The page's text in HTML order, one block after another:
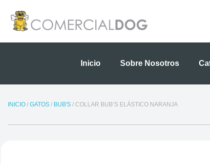
contenido
Inicio Sobre Nosotros
INICIO / GATOS / BUB'S / COLLAR BUB’S ELÁSTICO NARANJA